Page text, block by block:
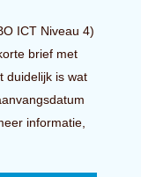
ICT Niveau 4)
brief met
duidelijk is wat
informatie,